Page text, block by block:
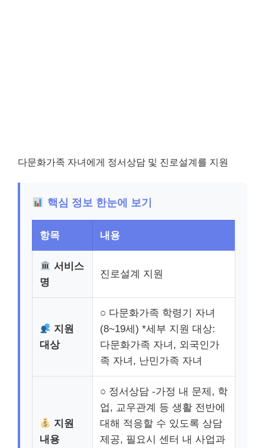
다문화가족 자녀에게 정서상담 및 진로설계를 지원
핵심 정보 한눈에 보기
항목 내용
서비스
명
진로설계 지원
지원
대상
○ 다문화가족 학령기 자녀
(8~19세) *세부 지원 대상:
다문화가족 자녀, 외국인가
족 자녀, 난민가족 자녀
지원
내용
○ 정서상담 -가정 내 문제, 학
업, 교우관계 등 생활 전반에
대해 적응할 수 있도록 상담
제공, 필요시 센터 내 사업과